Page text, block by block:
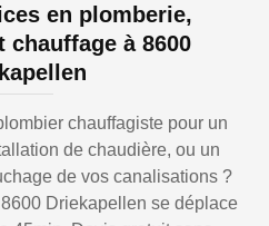
en plomberie,
chauffage à 8600
chauffagiste pour un
de chaudière, ou un
de vos canalisations ?
Driekapellen se déplace